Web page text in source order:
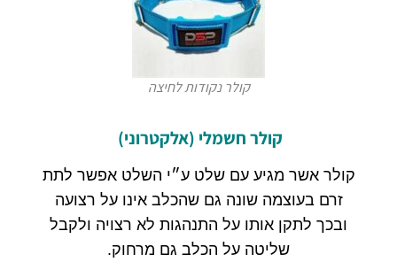
קולר נקודות לחיצה
קולרחשמלי (אלקטרוני)
קולר אשר מגיע עם שלט ע״י השלט אפשר לתת
זרם בעוצמה שונה גם שהכלב אינו על רצועה
ובכך לתקן אותו על התנהגות לא רצויה ולקבל
שליטה על הכלב גם מרחוק.